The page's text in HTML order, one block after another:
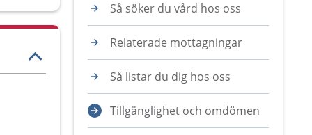
Så söker du vård hos oss
Relaterade mottagningar
Så listar du dig hos oss
Tillgänglighet och omdömen